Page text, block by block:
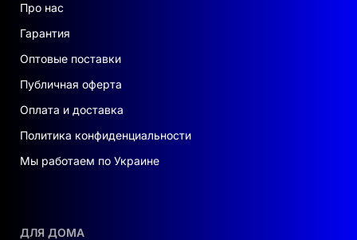
Эффективность:
Высокие показатели КПД:
КПД — 97,6 %, европейский КПД —
97,0 %, минимизирующие потери при
До 99 % для максимального сбора
Про нас
Гарантия
Оптовые поставки
Публичная оферта
Оплата и доставка
Политика конфиденциальности
Мы работаем по Украине
ДЛЯ ДОМА